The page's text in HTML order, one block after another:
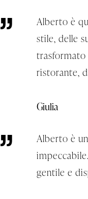
Alberto è
stile, delle
ristorante,
Giulia
Alberto è
gentile e